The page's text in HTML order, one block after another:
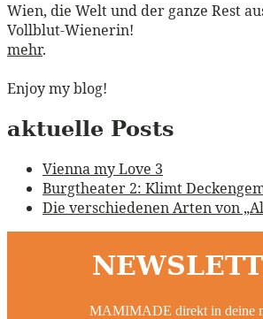
Wien, die Welt und der ganze Rest
Vollblut-Wienerin!
mehr.
Enjoy my blog!
aktuelle Posts
Vienna my Love 3
Burgtheater 2: Klimt
Die verschiedenen Arten von
MAMIMADE direkt in deine